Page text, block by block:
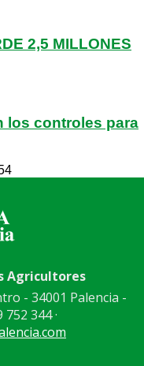
2,5 MILLONES
los controles para
Agricultores
- 34001 Palencia -
752 344 ·